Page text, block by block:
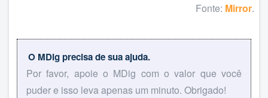
Fonte: Mirror.
O MDig precisa de sua ajuda.
Por favor, apoie o MDig com o valor que você
puder e isso leva apenas um minuto. Obrigado!